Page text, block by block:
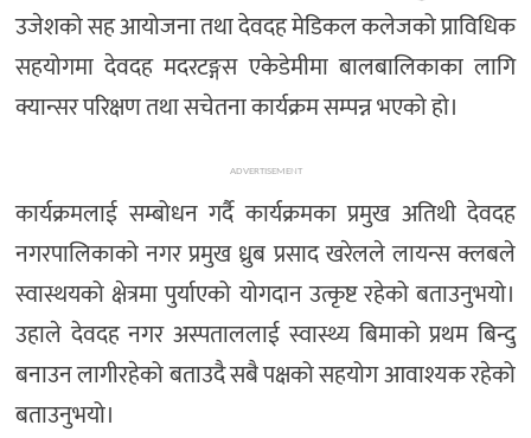
उजेशको सह आयोजना तथा देवदह मेडिकल कलेजको प्राविधिक
सहयोगमा देवदह मदरटङ्गस एकेडेमीमा बालबालिकाका लागि
क्यान्सर परिक्षण तथा सचेतना कार्यक्रम सम्पन्न भएको हो।
ADVERTISEMENT
कार्यक्रमलाई सम्बोधन गर्दै कार्यक्रमका प्रमुख अतिथी देवदह
नगरपालिकाको नगर प्रमुख ध्रुब प्रसाद खरेलले लायन्स क्लबले
स्वास्थयको क्षेत्रमा पुर्याएको योगदान उत्कृष्ट रहेको बताउनुभयो।
उहाले देवदह नगर अस्पताललाई स्वास्थ्य बिमाको प्रथम बिन्दु
बनाउन लागीरहेको बताउदै सबै पक्षको सहयोग आवाश्यक रहेको
बताउनुभयो।